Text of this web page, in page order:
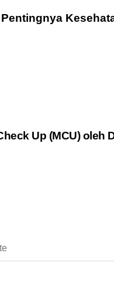
Pentingnya
Up (MCU) oleh